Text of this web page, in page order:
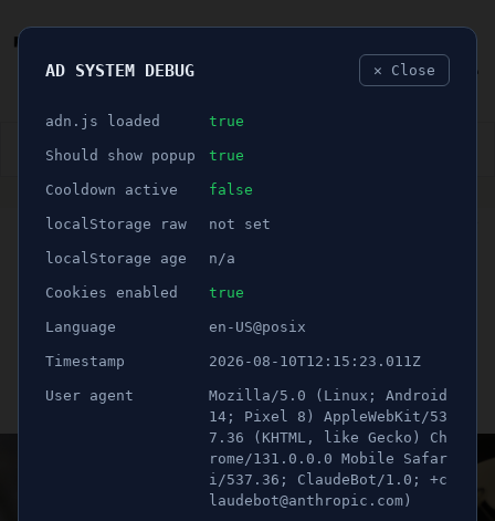
👮🏻‍♂️ BLÅLJUS ÅSIKTER SPORT
ANNONS
Kvinna med
brandsläckare ingrep mot
koranbrännaren
Publicerad 18 augusti 2023 13:54
Uppdaterad 21 juni 2026 12:00
AD SYSTEM DEBUG ✕ Close
adn.js loaded true
Should show popup true
Cooldown active false
localStorage raw not set
localStorage age n/a
Cookies enabled true
Language en-US@posix
Timestamp 2026-08-10T12:15:23.011Z
User agent
Mozilla/5.0 (Linux; Android
14; Pixel 8) AppleWebKit/53
7.36 (KHTML, like Gecko) Ch
rome/131.0.0.0 Mobile Safar
i/537.36; ClaudeBot/1.0; +c
laudebot@anthropic.com)